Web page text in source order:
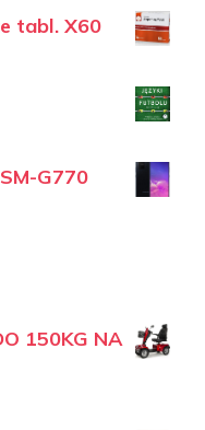
tabl. X60
G770
150KG NA